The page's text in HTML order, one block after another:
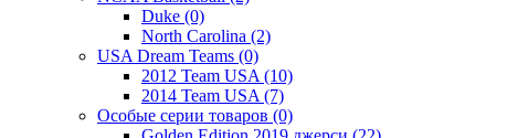
Duke (0)
North Carolina (2)
USA Dream Teams (0)
2012 Team USA (10)
2014 Team USA (7)
Особые серии товаров (0)